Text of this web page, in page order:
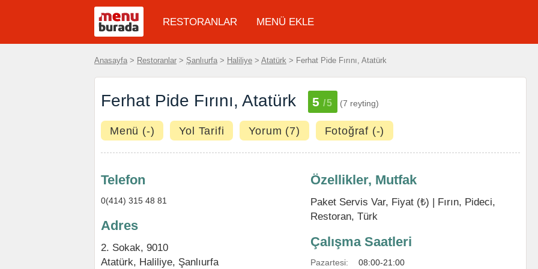
RESTORANLAR MENÜ EKLE
Anasayfa > Restoranlar > Şanlıurfa > Haliliye > Atatürk > Ferhat Pide Fırını, Atatürk
Ferhat Pide Fırını, Atatürk 5 /5 (7 reyting)
Menü (-) Yol Tarifi Yorum (7) Fotoğraf (-)
Telefon
0(414) 315 48 81
Adres
2. Sokak, 9010
Atatürk, Haliliye, Şanlıurfa
Özellikler, Mutfak
Paket Servis Var, Fiyat (₺) | Fırın, Pideci,
Restoran, Türk
Çalışma Saatleri
Pazartesi:
08:00-21:00